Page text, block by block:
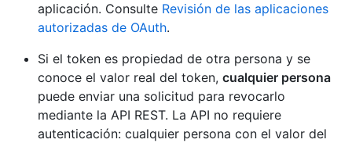
aplicación. Consulte Revisión de las aplicaciones
autorizadas de OAuth.
Si el token es propiedad de otra persona y se
conoce el valor real del token, cualquier persona
puede enviar una solicitud para revocarlo
mediante la API REST. La API no requiere
autenticación: cualquier persona con el valor del